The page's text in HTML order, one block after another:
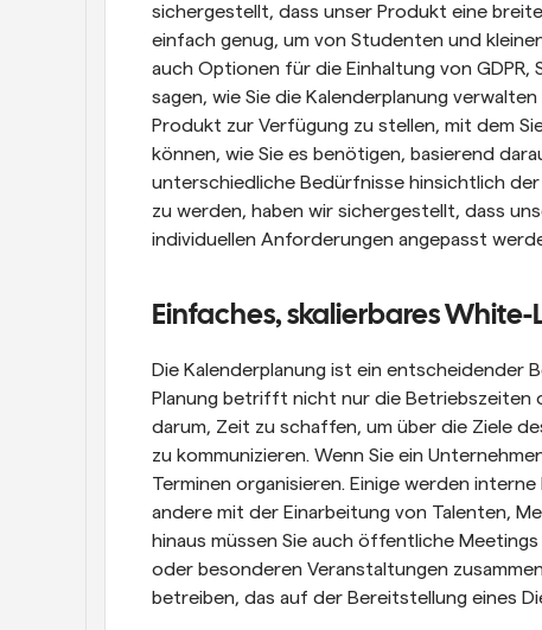
sichergestellt, dass unser Produkt eine
einfach genug, um von Studenten und
auch Optionen für die Einhaltung von GDPR,
sagen, wie Sie die Kalenderplanung
Produkt zur Verfügung zu stellen, mit dem
können, wie Sie es benötigen, basierend
unterschiedliche Bedürfnisse hinsichtlich
zu werden, haben wir sichergestellt, dass
individuellen Anforderungen angepasst
Einfaches, skalierbares
Die Kalenderplanung ist ein entscheidender
Planung betrifft nicht nur die Betriebszeiten
darum, Zeit zu schaffen, um über die Ziele
zu kommunizieren. Wenn Sie ein
Terminen organisieren. Einige werden
andere mit der Einarbeitung von Talenten,
hinaus müssen Sie auch öffentliche
oder besonderen Veranstaltungen
betreiben, das auf der Bereitstellung eines